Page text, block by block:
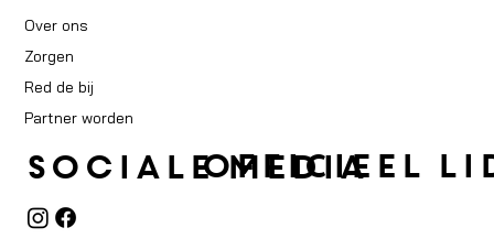
sociale media
Over ons
Zorgen
Red de bij
Partner worden
OFFICIEEL